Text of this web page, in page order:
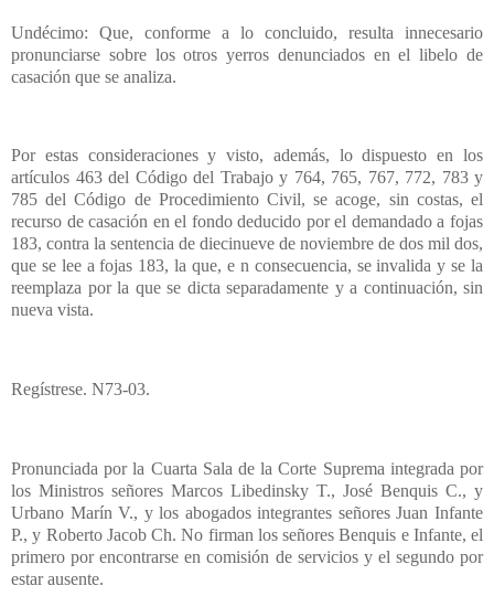
Undécimo: Que, conforme a lo concluido, resulta innecesario
pronunciarse sobre los otros yerros denunciados en el libelo de
casación que se analiza.
Por estas consideraciones y visto, además, lo dispuesto en los
artículos 463 del Código del Trabajo y 764, 765, 767, 772, 783 y
785 del Código de Procedimiento Civil, se acoge, sin costas, el
recurso de casación en el fondo deducido por el demandado a fojas
183, contra la sentencia de diecinueve de noviembre de dos mil dos,
que se lee a fojas 183, la que, e n consecuencia, se invalida y se la
reemplaza por la que se dicta separadamente y a continuación, sin
nueva vista.
Regístrese. N73-03.
Pronunciada por la Cuarta Sala de la Corte Suprema integrada por
los Ministros señores Marcos Libedinsky T., José Benquis C., y
Urbano Marín V., y los abogados integrantes señores Juan Infante
P., y Roberto Jacob Ch. No firman los señores Benquis e Infante, el
primero por encontrarse en comisión de servicios y el segundo por
estar ausente.